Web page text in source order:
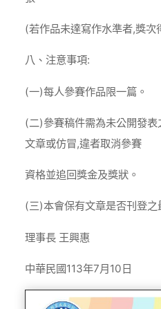
(若作品未達寫作水準者,獎次
八、注意事項:
(一)每人參賽作品限一篇。
(二)參賽稿件需為未公開發
文章或仿冒,違者取消參賽
資格並追回獎金及獎狀。
(三)本會保有文章是否刊登之
理事長 王興惠
中華民國113年7月10日